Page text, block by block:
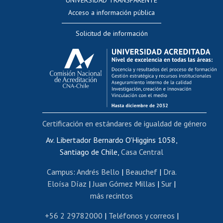
Evaluación docente
Calificación académica
Postulación al AUCAI
Funcionarias/os
Cursos internos de capacitación
Bienestar del personal
Portal de movilidad interna
Certificado de renta
Certificado de renta honorarios
Editar páginas blancas
Extranjeras/os
Revalidación y reconocimiento de títulos
Acceso a información pública
Solicitud de información
Av. Libertador Bernardo O'Higgins 1058,
Santiago de Chile, Casa Central
Campus: Andrés Bello | Beauchef| Dra.
Eloísa Díaz |Juan Gómez Millas | Sur |
más recintos
+56 2 29782000 | Teléfonos y correos |
Certificación en estándares de igualdad de género